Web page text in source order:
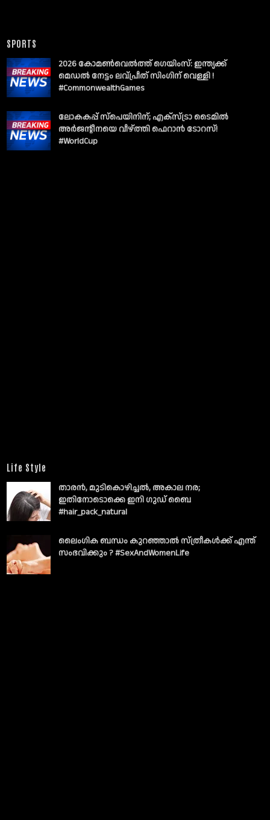
SPORTS
2026 കോമൺവെൽത്ത് ഗെയിംസ്: ഇന്ത്യക്ക്
മെഡൽ നേട്ടം ലവ്പ്രീത് സിംഗിന് വെള്ളി !
#CommonwealthGames
ലോകകപ്പ് സ്പെയിനിന്; എക്സ്ട്രാ ടൈമിൽ
അർജന്റീനയെ വീഴ്ത്തി ഫെറാൻ ടോറസ്!
#WorldCup
Life Style
താരൻ, മുടികൊഴിച്ചൽ, അകാല നര;
ഇതിനോടൊക്കെ ഇനി ഗുഡ് ബൈ
#hair_pack_natural
ലൈംഗിക ബന്ധം കുറഞ്ഞാല്‍ സ്ത്രീകള്‍ക്ക് എന്ത്
സംഭവിക്കും ? #SexAndWomenLife